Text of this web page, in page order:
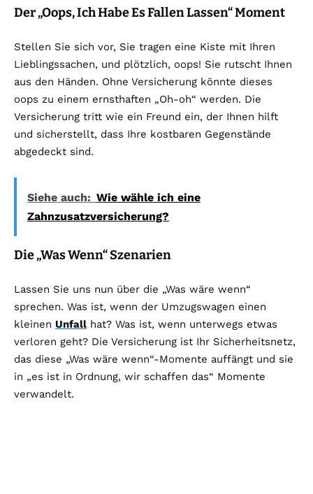
Der „Oops, Ich Habe Es Fallen Lassen“ Moment
Stellen Sie sich vor, Sie tragen eine Kiste mit Ihren
Lieblingssachen, und plötzlich, oops! Sie rutscht Ihnen
aus den Händen. Ohne Versicherung könnte dieses
oops zu einem ernsthaften „Oh-oh“ werden. Die
Versicherung tritt wie ein Freund ein, der Ihnen hilft
und sicherstellt, dass Ihre kostbaren Gegenstände
abgedeckt sind.
Siehe auch: Wie wähle ich eine
Zahnzusatzversicherung?
Die „Was Wenn“ Szenarien
Lassen Sie uns nun über die „Was wäre wenn“
sprechen. Was ist, wenn der Umzugswagen einen
kleinen Unfall hat? Was ist, wenn unterwegs etwas
verloren geht? Die Versicherung ist Ihr Sicherheitsnetz,
das diese „Was wäre wenn“-Momente auffängt und sie
in „es ist in Ordnung, wir schaffen das“ Momente
verwandelt.